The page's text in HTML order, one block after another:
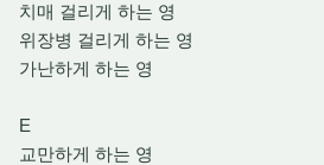
치매 걸리게 하는 영
위장병 걸리게 하는 영
가난하게 하는 영
E
교만하게 하는 영